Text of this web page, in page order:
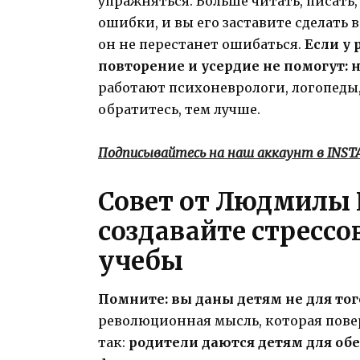
ошибки, и вы его заставите сделать
он не перестанет ошибаться. Если у
повторение и усердие не
работают психоневрологи,
обратитесь, тем лучше.
Подписывайтесь на наш аккаунт в
Совет от Людмилы
создавайте
учебы
Помните: вы даны детям не для
революционная мысль, которая
так: родители даются детям для